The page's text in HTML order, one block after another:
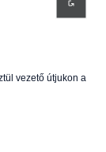
vezető útjukon a